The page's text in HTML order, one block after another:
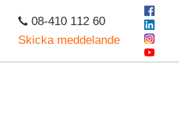
08-410 112 60
Skicka meddelande